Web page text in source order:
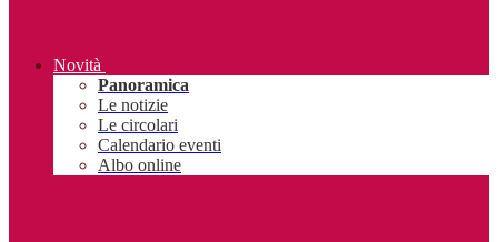
Novità
Panoramica
Le notizie
Le circolari
Calendario eventi
Albo online